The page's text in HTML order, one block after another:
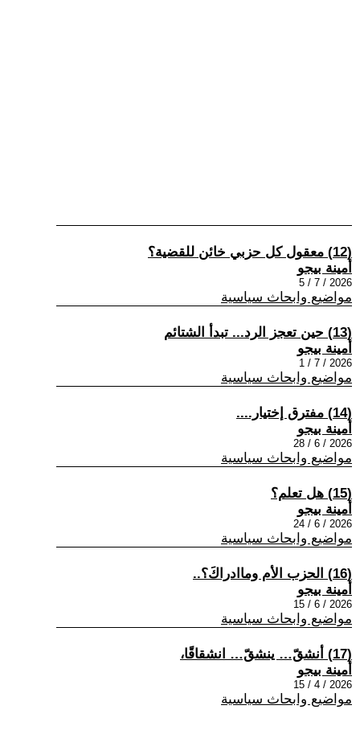
(12) معقول كل حزبي خائن للقضية؟
أمينة بيجو
2026 / 7 / 5
مواضيع وابحاث سياسية
(13) حين تعجز الرد... تبدأ الشتائم
أمينة بيجو
2026 / 7 / 1
مواضيع وابحاث سياسية
(14) مفترق إختيار....
أمينة بيجو
2026 / 6 / 28
مواضيع وابحاث سياسية
(15) هل تعلم؟
أمينة بيجو
2026 / 6 / 24
مواضيع وابحاث سياسية
(16) الحزب الأم وماادراكَ؟..
أمينة بيجو
2026 / 6 / 15
مواضيع وابحاث سياسية
(17) أنشقّ… ينشقّ… انشقاقًا،
أمينة بيجو
2026 / 4 / 15
مواضيع وابحاث سياسية